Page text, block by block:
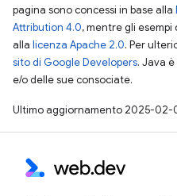
pagina sono concessi in base alla
Attribution 4.0, mentre gli esempi
alla licenza Apache 2.0. Per
sito di Google Developers. Java
e/o delle sue consociate.
Ultimo aggiornamento 2025-02-